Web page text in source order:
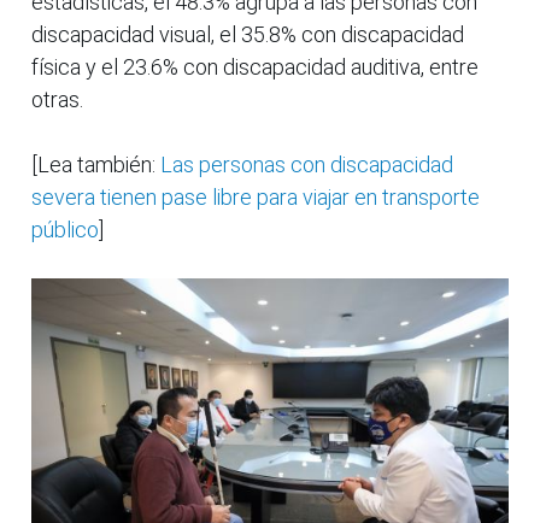
discapacidad visual, el 35.8% con discapacidad
física y el 23.6% con discapacidad auditiva, entre
otras.
[Lea también: Las personas con discapacidad
severa tienen pase libre para viajar en transporte
público